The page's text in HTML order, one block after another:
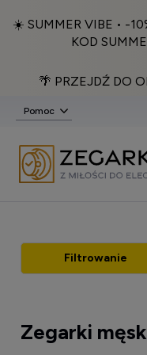
☀️ SUMMER VIBE • -
KOD
🌴 PRZEJDŹ DO
Pomoc
Filtrowanie
Zegarki